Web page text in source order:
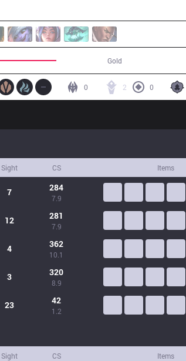
Gold
2 0
0
Sight CS Items
7 284
7.9
12 281
7.9
4 362
10.1
3 320
8.9
23 42
1.2
Sight CS Items